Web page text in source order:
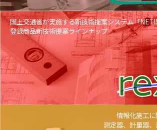
国土交通省が実施する新技術提案システム「
登録商品新技術提案ラインナップ
情報化施工
測定器、計量器